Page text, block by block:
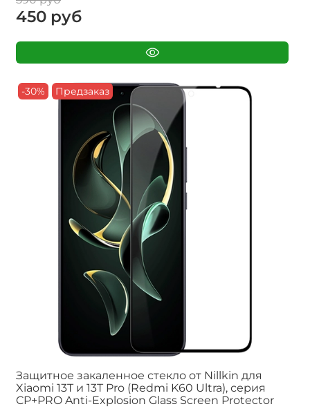
450 руб
-30% Предзаказ
Защитное закаленное стекло от Nillkin для
Xiaomi 13T и 13T Pro (Redmi K60 Ultra), серия
CP+PRO Anti-Explosion Glass Screen Protector